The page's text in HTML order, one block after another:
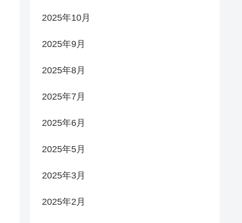
2025年10月
2025年9月
2025年8月
2025年7月
2025年6月
2025年5月
2025年3月
2025年2月